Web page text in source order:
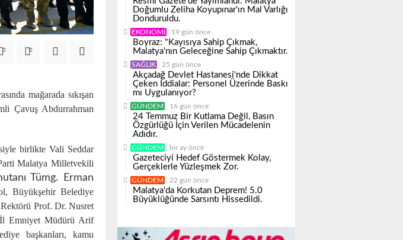
mağarada sıkışan
Çavuş Abdurrahman
birlikte Vali Seddar
Malatya Milletvekili
Tümg. Erman
Büyükşehir Belediye
Rektörü Prof. Dr. Nusret
İl Emniyet Müdürü Arif
başkanları, kamu
Doğumlu Zeliha Koyupınar'ın Mal Varlığı
Donduruldu.
EKONOMI 19 gün önce
Boyraz: "Kayısıya Sahip Çıkmak,
Malatya'nın Geleceğine Sahip Çıkmaktır.
SAĞLIK 25 gün önce
Akçadağ Devlet Hastanesi'nde Dikkat
Çeken İddialar: Personel Üzerinde Baskı
mı Uygulanıyor?
GÜNDEM 16 gün önce
24 Temmuz Bir Kutlama Değil, Basın
Özgürlüğü İçin Verilen Mücadelenin
Adıdır.
GÜNDEM bir ay önce
Gazeteciyi Hedef Göstermek Kolay,
Gerçeklerle Yüzleşmek Zor.
GÜNDEM 22 gün önce
Malatya'da Korkutan Deprem! 5.0
Büyüklüğünde Sarsıntı Hissedildi.